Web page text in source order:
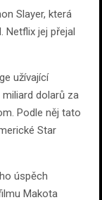
Slayer, která
Netflix jej přejal
užívající
dolarů za
Podle něj tato
Star
úspěch
Makota